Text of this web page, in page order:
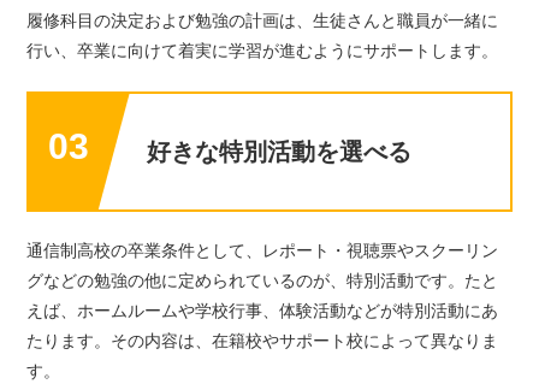
履修科目の決定および勉強の計画は、生徒さんと職員が一緒に
行い、卒業に向けて着実に学習が進むようにサポートします。
03 好きな特別活動を選べる
通信制高校の卒業条件として、レポート・視聴票やスクーリン
グなどの勉強の他に定められているのが、特別活動です。たと
えば、ホームルームや学校行事、体験活動などが特別活動にあ
たります。その内容は、在籍校やサポート校によって異なりま
す。